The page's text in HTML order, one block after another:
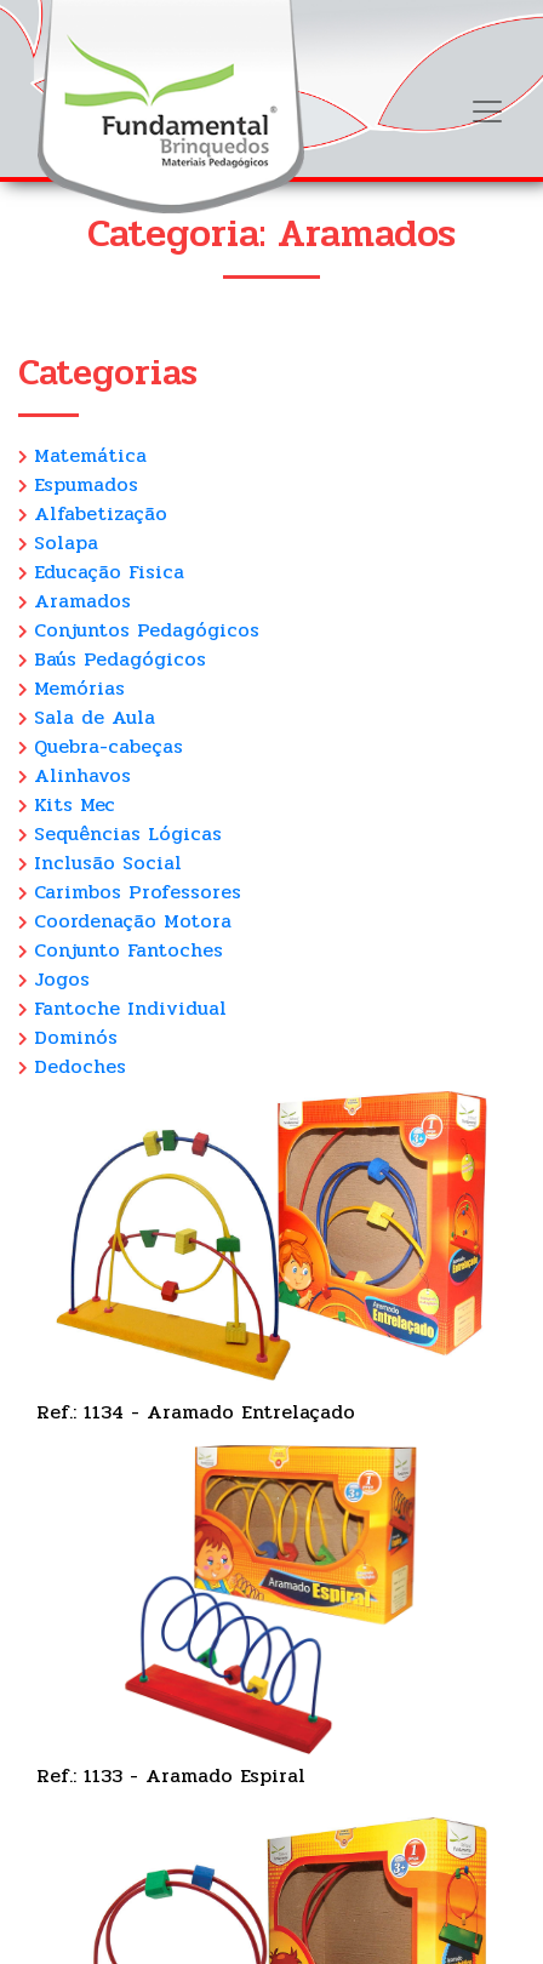
Categoria: Aramados
Categorias
Matemática
Espumados
Alfabetização
Solapa
Educação Fisica
Aramados
Conjuntos Pedagógicos
Baús Pedagógicos
Memórias
Sala de Aula
Quebra-cabeças
Alinhavos
Kits Mec
Sequências Lógicas
Inclusão Social
Carimbos Professores
Coordenação Motora
Conjunto Fantoches
Jogos
Fantoche Individual
Dominós
Dedoches
Ref.: 1134 - Aramado Entrelaçado
Ref.: 1133 - Aramado Espiral